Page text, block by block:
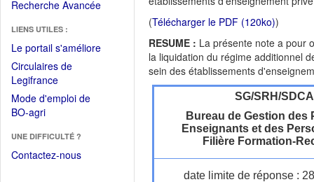
Recherche Avancée
LIENS UTILES :
Le portail s'améliore(Fichier
Circulaires de
Legifrance(Ouvrir
dans
une
fenêtre)
Mode d'emploi de
BO-agri(Ouvrir
une
nouvelle
UNE DIFFICULTÉ ?
Contactez-nous
(Télécharger le PDF (120ko))
RESUME : La présente note a pour
la liquidation du régime additionnel
sein des établissements
SG/SRH/
Bureau de Gestion des
Enseignants et des
Filière Formation-
date limite de réponse :